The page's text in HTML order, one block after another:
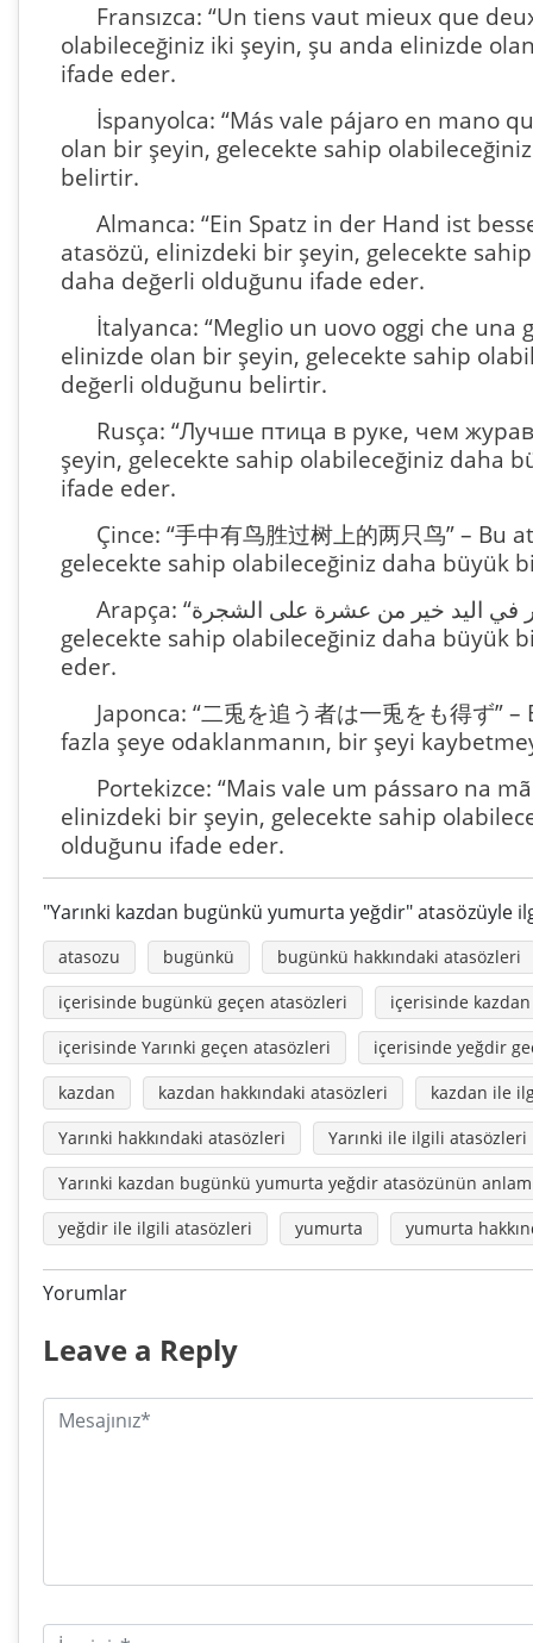
Fransızca: “Un tiens vaut mieux que
olabileceğiniz iki şeyin, şu anda elinizde
ifade eder.
İspanyolca: “Más vale pájaro en mano
olan bir şeyin, gelecekte sahip
belirtir.
Almanca: “Ein Spatz in der Hand ist
atasözü, elinizdeki bir şeyin, gelecekte
daha değerli olduğunu ifade eder.
İtalyanca: “Meglio un uovo oggi che una
elinizde olan bir şeyin, gelecekte sahip
değerli olduğunu belirtir.
Rusça: “Лучше птица в руке, чем
şeyin, gelecekte sahip olabileceğiniz daha
ifade eder.
Çince: “手中有鸟胜过树上的两只鸟” –
gelecekte sahip olabileceğiniz daha büyük
Arapça: “عصفور في اليد خير من عشرة على الشجرة” – Bu atasözü, elinizdeki bir şeyin,
gelecekte sahip olabileceğiniz daha büyük
eder.
Japonca: “二兎を追う者は一兎をも得ず
fazla şeye odaklanmanın, bir şeyi
Portekizce: “Mais vale um pássaro na
elinizdeki bir şeyin, gelecekte sahip
olduğunu ifade eder.
"Yarınki kazdan bugünkü yumurta yeğdir" atasözüyle
atasozu bugünkü
bugünkü hakkındaki atasözleri
içerisinde bugünkü geçen atasözleri
içerisinde
içerisinde Yarınki geçen atasözleri
içerisinde yeğdir
kazdan
kazdan hakkındaki atasözleri
kazdan ile
Yarınki hakkındaki atasözleri
Yarınki ile ilgili atasözleri
Yarınki kazdan bugünkü yumurta yeğdir atasözünün
yeğdir ile ilgili atasözleri
yumurta yumurta
Yorumlar
Leave a Reply